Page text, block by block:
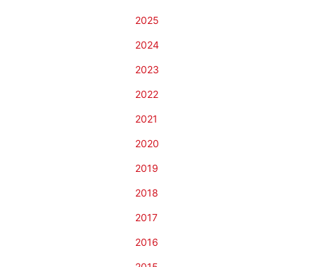
2025
2024
2023
2022
2021
2020
2019
2018
2017
2016